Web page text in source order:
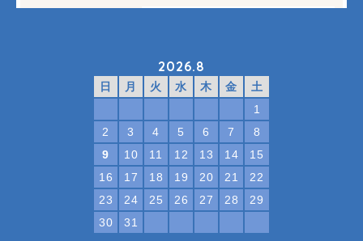
2026.8
日 月 火 水 木 金
土
1
2
3 4 5 6 7
8
9
10 11 12 13 14
15
16
17 18 19 20 21
22
23
24 25 26 27 28
29
30
31